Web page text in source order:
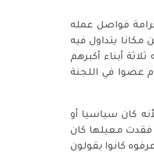
فواصل عمله
يتداول فيه
أبناء أكبرهم
عضوا في اللجنة
كان سياسيا أو
فقدت معيلها كان
كانوا يقولون